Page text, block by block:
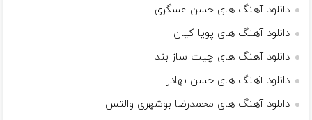
دانلود آهنگ های حسن عسگری
دانلود آهنگ های پویا کیان
دانلود آهنگ های چیت ساز بند
دانلود آهنگ های حسن بهادر
دانلود آهنگ های محمدرضا بوشهری والتس